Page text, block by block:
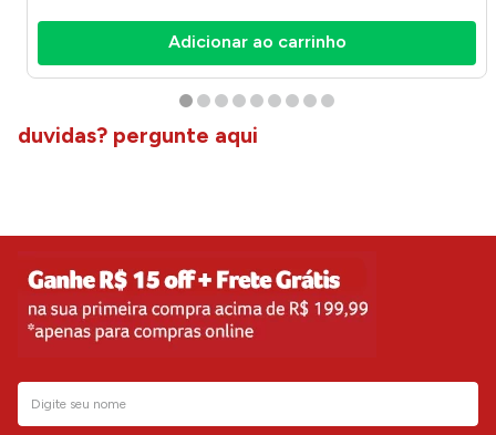
Adicionar ao carrinho
duvidas? pergunte aqui